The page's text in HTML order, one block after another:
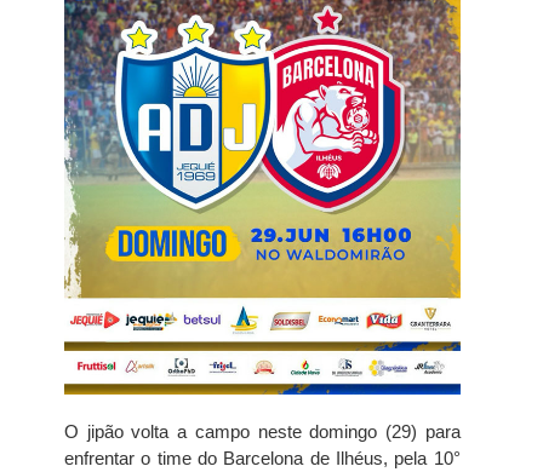
O jipão volta a campo neste domingo (29) para
enfrentar o time do Barcelona de Ilhéus, pela 10°